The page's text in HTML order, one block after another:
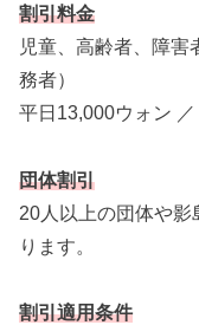
割引料金
児童、高齢者、障害
務者）
平日13,000ウォン
団体割引
20人以上の団体や
ります。
割引適用条件